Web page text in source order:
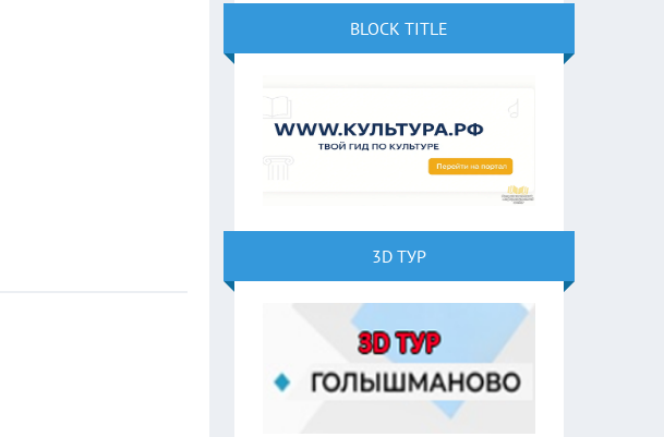
BLOCK TITLE
3D ТУР